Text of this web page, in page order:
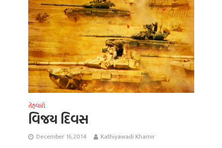
તેહવારો
વિજય દિવસ
December 16, 2014 Kathiyawadi Khamir